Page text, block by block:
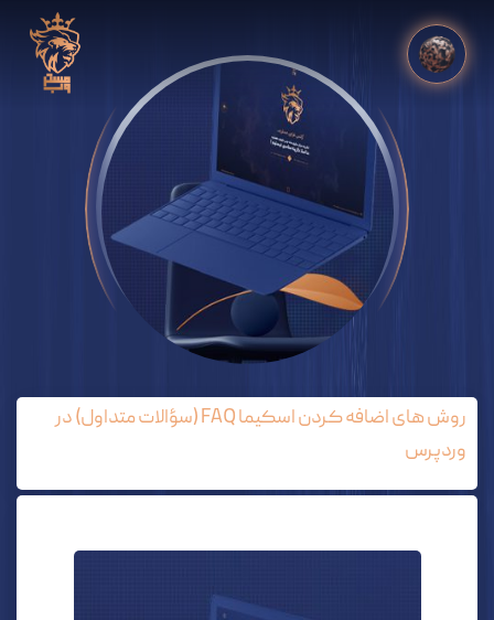
روش های اضافه کردن اسکیما FAQ (سؤالات متداول) در
وردپرس